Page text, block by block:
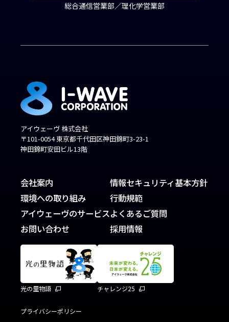
総合通信営業部／理化学営業部
アイウェーヴ 株式会社
〒101-0054 東京都千代田区神田錦町3-23-1
神田錦町安田ビル13階
会社案内
環境への取り組み
アイウェーヴのサービス
お問い合わせ
情報セキュリティ基本方針
行動規範
よくあるご質問
採用情報
光の里物語 チャレンジ25
プライバシーポリシー